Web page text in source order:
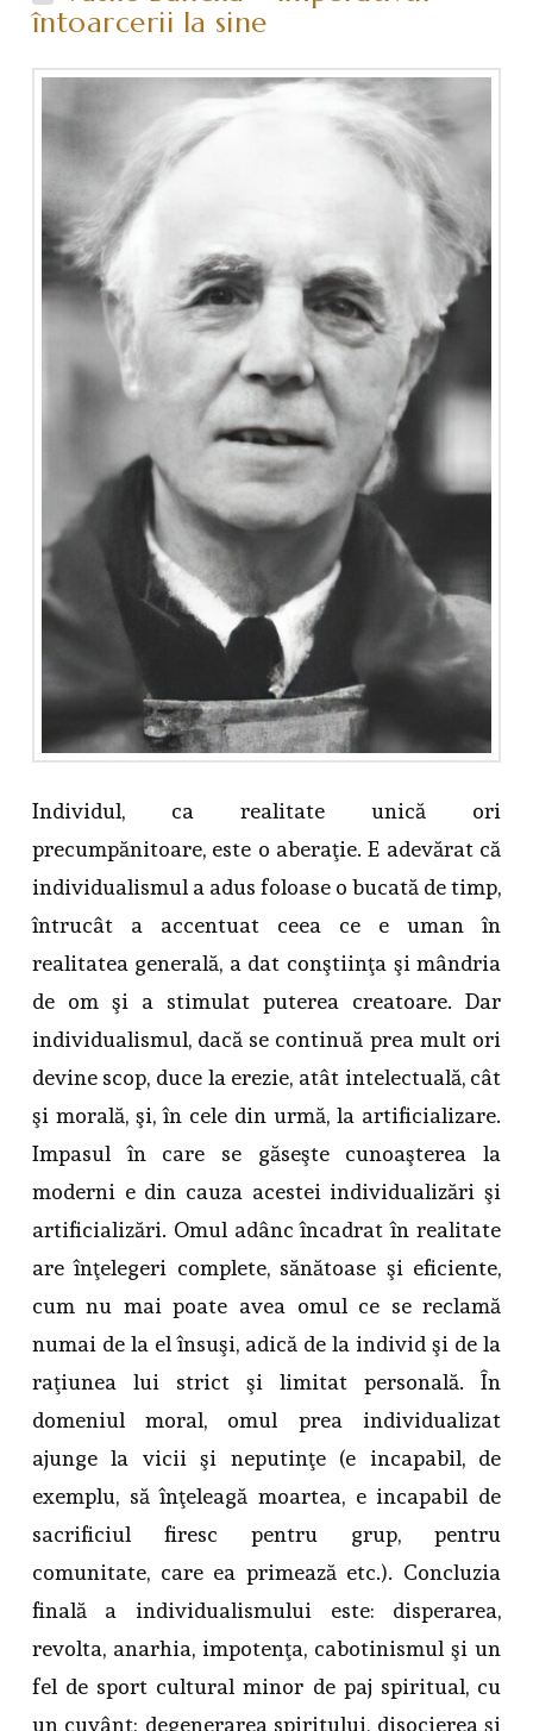
întoarcerii la sine
Individul, ca realitate unică ori
precumpănitoare, este o aberaţie. E adevărat că
individualismul a adus foloase o bucată de timp,
întrucât a accentuat ceea ce e uman în
realitatea generală, a dat conştiinţa şi mândria
de om şi a stimulat puterea creatoare. Dar
individualismul, dacă se continuă prea mult ori
devine scop, duce la erezie, atât intelectuală, cât
şi morală, şi, în cele din urmă, la artificializare.
Impasul în care se găseşte cunoaşterea la
moderni e din cauza acestei individualizări şi
artificializări. Omul adânc încadrat în realitate
are înţelegeri complete, sănătoase şi eficiente,
cum nu mai poate avea omul ce se reclamă
numai de la el însuşi, adică de la individ şi de la
raţiunea lui strict şi limitat personală. În
domeniul moral, omul prea individualizat
ajunge la vicii şi neputinţe (e incapabil, de
exemplu, să înţeleagă moartea, e incapabil de
sacrificiul firesc pentru grup, pentru
comunitate, care ea primează etc.). Concluzia
finală a individualismului este: disperarea,
revolta, anarhia, impotenţa, cabotinismul şi un
fel de sport cultural minor de paj spiritual, cu
un cuvânt: degenerarea spiritului, disocierea şi